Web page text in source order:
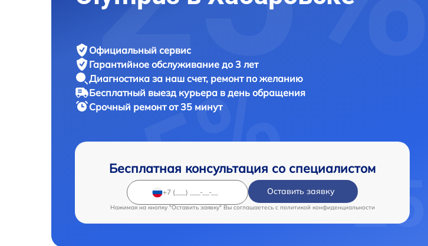
Официальный сервис
Гарантийное обслуживание до 3 лет
Диагностика за наш счет, ремонт по желанию
Бесплатный выезд курьера в день обращения
Срочный ремонтот 35 минут
Бесплатная консультация со специалистом
Оставить заявку
Нажимая на кнопку "Оставить заявку" Вы соглашаетесь c политикой конфиденциальности